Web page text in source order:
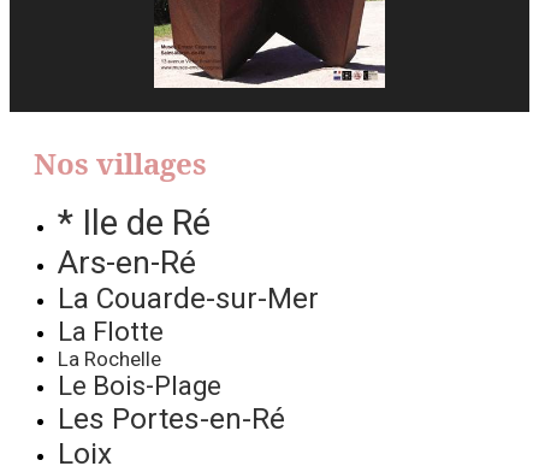
Nos villages
* Ile de Ré
Ars-en-Ré
La Couarde-sur-Mer
La Flotte
La Rochelle
Le Bois-Plage
Les Portes-en-Ré
Loix